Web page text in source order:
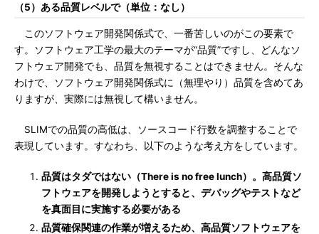
（5）ある品質レベルで（単位：なし）
このソフトウェア開発関係式で、一番苦しいのがこの要素で
す。ソフトウェア工学の最大のテーマが“品質”ですし、どんなソ
フトウェア開発でも、品質を無視することはできません。そんな
わけで、ソフトウェア開発関係式に（無理やり）品質を含めてあ
りますが、実際には無視して構いません。
SLIMでの品質の高低は、ソースコード行数を調整することで
表現しています。すなわち、以下のような考え方をしています。
品質はタダではない（There is no free lunch）。高品質ソ
フトウェアを開発しようとすると、デバッグやテストなど
を真面目に実施する必要がある
品質確保関連の作業が増えるため、高品質ソフトウェアを